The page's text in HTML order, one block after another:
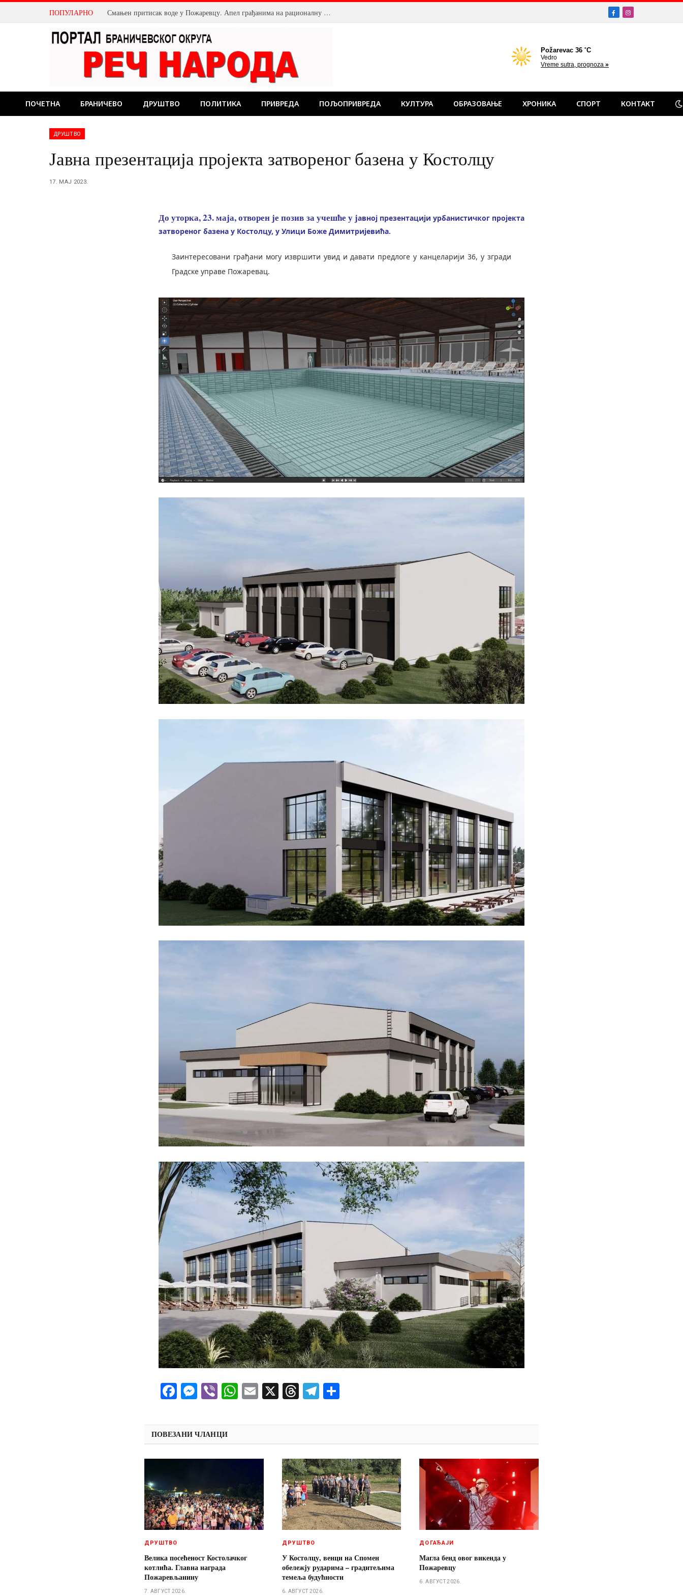
ПОПУЛАРНО Смањен притисак воде у Пожаревцу. Апел грађанима на рационалну потрошњу FacebookInstagram
ПОЧЕТНА БРАНИЧЕВО ДРУШТВО ПОЛИТИКА ПРИВРЕДА ПОЉОПРИВРЕДА КУЛТУРА ОБРАЗОВАЊЕ ХРОНИКА СПОРТ КОНТАКТ
ДРУШТВО
Јавна презентација пројекта затвореног базена у Костолцу
17. МАЈ 2023.
До уторка, 23. маја, отворен је позив за учешће у јавној презентацији урбанистичког пројекта
затвореног базена у Костолцу, у Улици Боже Димитријевића.
Заинтересовани грађани могу извршити увид и давати предлоге у канцеларији 36, у згради
Градске управе Пожаревац.
Facebook
Messenger
ViberWhatsApp
Email
X ThreadsTelegram
ПОВЕЗАНИ ЧЛАНЦИ
ДРУШТВО
Велика посећеност Костолачког
котлића. Главна награда
Пожаревљанину
7. АВГУСТ 2026.
ДРУШТВО
У Костолцу, венци на Спомен
обележју рударима – градитељима
темеља будућности
6. АВГУСТ 2026.
ДОГАЂАЈИ
Магла бенд овог викенда у
Пожаревцу
6. АВГУСТ 2026.